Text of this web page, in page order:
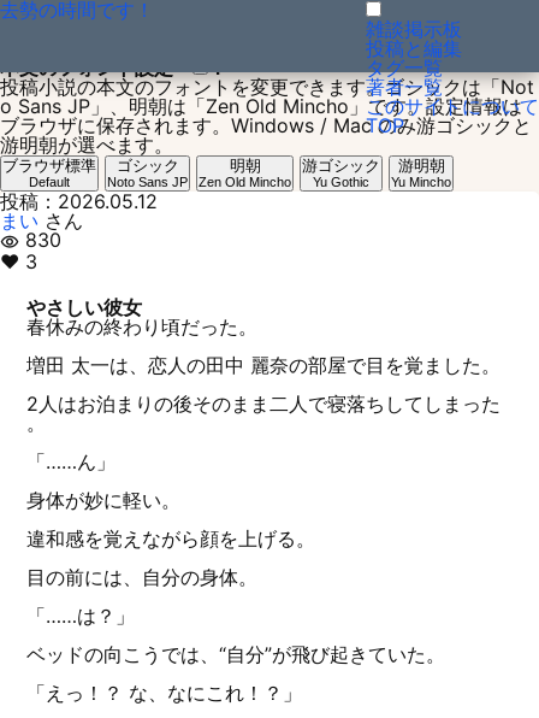
去勢の時間です！
雑談掲示板
投稿と編集
タグ一覧
著者一覧
このサイトについて
TOP
投稿小説：1778514554
本文のフォント設定
？
投稿小説の本文のフォントを変更できます。ゴシックは「Not
o Sans JP」、明朝は「Zen Old Mincho」です。設定情報は
ブラウザに保存されます。Windows / Mac のみ游ゴシックと
游明朝が選べます。
ブラウザ標準
Default
ゴシック
Noto Sans JP
明朝
Zen Old Mincho
游ゴシック
Yu Gothic
游明朝
Yu Mincho
投稿：2026.05.12
まい さん
visibility 830
♥ 3
やさしい彼女
春休みの終わり頃だった。
増田 太一は、恋人の田中 麗奈の部屋で目を覚ました。
2人はお泊まりの後そのまま二人で寝落ちしてしまった
。
「……ん」
身体が妙に軽い。
違和感を覚えながら顔を上げる。
目の前には、自分の身体。
「……は？」
ベッドの向こうでは、“自分”が飛び起きていた。
「えっ！？ な、なにこれ！？」